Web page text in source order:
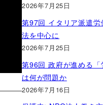
2026年7月25日
第97回 イタリア派遣
法を中心に
2026年7月25日
第96回 政府が進める「
は何が問題か
2026年7月16日